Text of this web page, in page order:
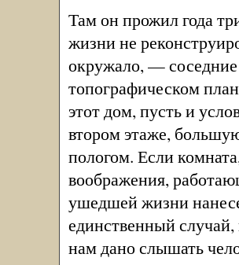
Там он прожил года
жизни не
окружало, — соседние
топографическом
этот дом, пусть и
втором этаже,
пологом. Если
воображения,
ушедшей жизни
единственный
нам дано слышать